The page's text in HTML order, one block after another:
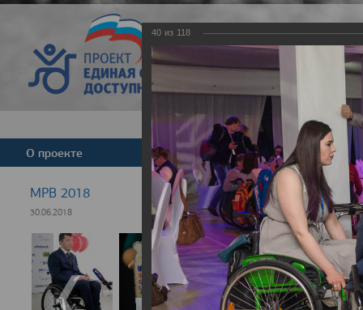
Версия для
О проекте Команда Новости
МРВ 2018
30.06.2018
40 из 118